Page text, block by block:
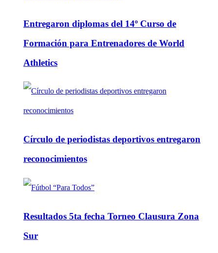
Entregaron diplomas del 14º Curso de
Formación para Entrenadores de World
Athletics
Círculo de periodistas deportivos entregaron
reconocimientos
Resultados 5ta fecha Torneo Clausura Zona
Sur